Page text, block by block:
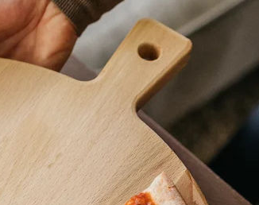
sur Google Reviews (total de tous les pays
votre photo ou un message qui touche le